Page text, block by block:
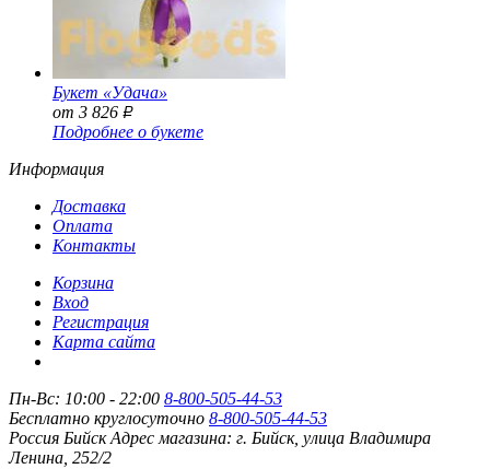
Букет «Удача»
от 3 826 Р
Подробнее о букете
Информация
Доставка
Оплата
Контакты
Корзина
Вход
Регистрация
Карта сайта
Пн-Вс: 10:00 - 22:00 8-800-505-44-53
Бесплатно круглосуточно 8-800-505-44-53
Россия Бийск Адрес магазина: г. Бийск, улица Владимира
Ленина, 252/2